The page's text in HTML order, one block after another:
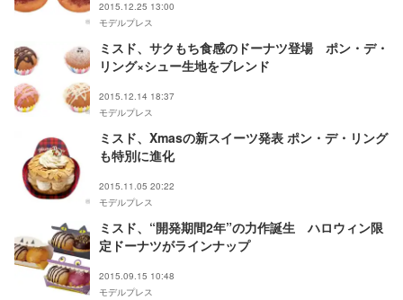
2015.12.25 13:00
モデルプレス
ミスド、サクもち食感のドーナツ登場 ポン・デ・
リング×シュー生地をブレンド
2015.12.14 18:37
モデルプレス
ミスド、Xmasの新スイーツ発表 ポン・デ・リング
も特別に進化
2015.11.05 20:22
モデルプレス
ミスド、“開発期間2年”の力作誕生 ハロウィン限
定ドーナツがラインナップ
2015.09.15 10:48
モデルプレス